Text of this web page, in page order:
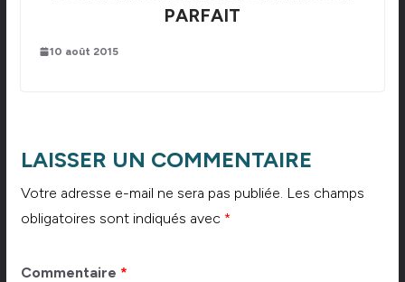
PARFAIT
10 août 2015
LAISSER UN COMMENTAIRE
Votre adresse e-mail ne sera pas publiée. Les champs
obligatoires sont indiqués avec *
Commentaire *